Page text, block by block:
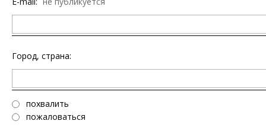
Город, страна:
похвалить
пожаловаться